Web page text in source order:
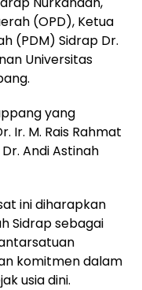
(OPD), Ketua
(PDM) Sidrap Dr.
Universitas
yang
Ir. M. Rais Rahmat
Andi Astinah
ini diharapkan
Sidrap sebagai
komitmen dalam
usia dini.